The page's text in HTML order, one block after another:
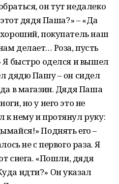
он тут недалеко
дядя Паша?» – «Да
покупатель наш
делает… Роза, пусть
Я быстро оделся и вышел
дядю Пашу – он сидел
в магазин. Дядя Паша
но у него это не
к нему и протянул руку:
Поднять его –
не с первого раза. Я
снега. «Пошли, дядя
идти?» Он указал